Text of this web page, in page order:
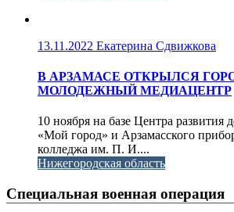
13.11.2022 Екатерина Сдвижкова
В АРЗАМАСЕ ОТКРЫЛСЯ
МОЛОДЕЖНЫЙ МЕДИАЦЕНТР
10 ноября на базе Центра развития
«Мой город» и Арзамасского
колледжа им. П. И....
Нижегородская область
Специальная военная операция